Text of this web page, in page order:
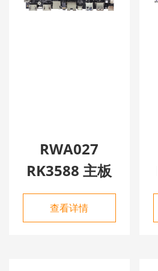
RWA027
RK3588 主板
查看详情